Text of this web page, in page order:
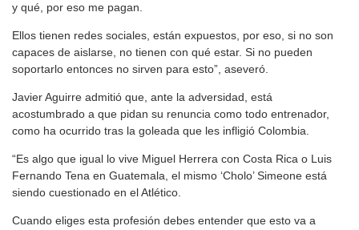
y qué, por eso me pagan.
Ellos tienen redes sociales, están expuestos, por eso, si no son
capaces de aislarse, no tienen con qué estar. Si no pueden
soportarlo entonces no sirven para esto”, aseveró.
Javier Aguirre admitió que, ante la adversidad, está
acostumbrado a que pidan su renuncia como todo entrenador,
como ha ocurrido tras la goleada que les infligió Colombia.
“Es algo que igual lo vive Miguel Herrera con Costa Rica o Luis
Fernando Tena en Guatemala, el mismo ‘Cholo’ Simeone está
siendo cuestionado en el Atlético.
Cuando eliges esta profesión debes entender que esto va a